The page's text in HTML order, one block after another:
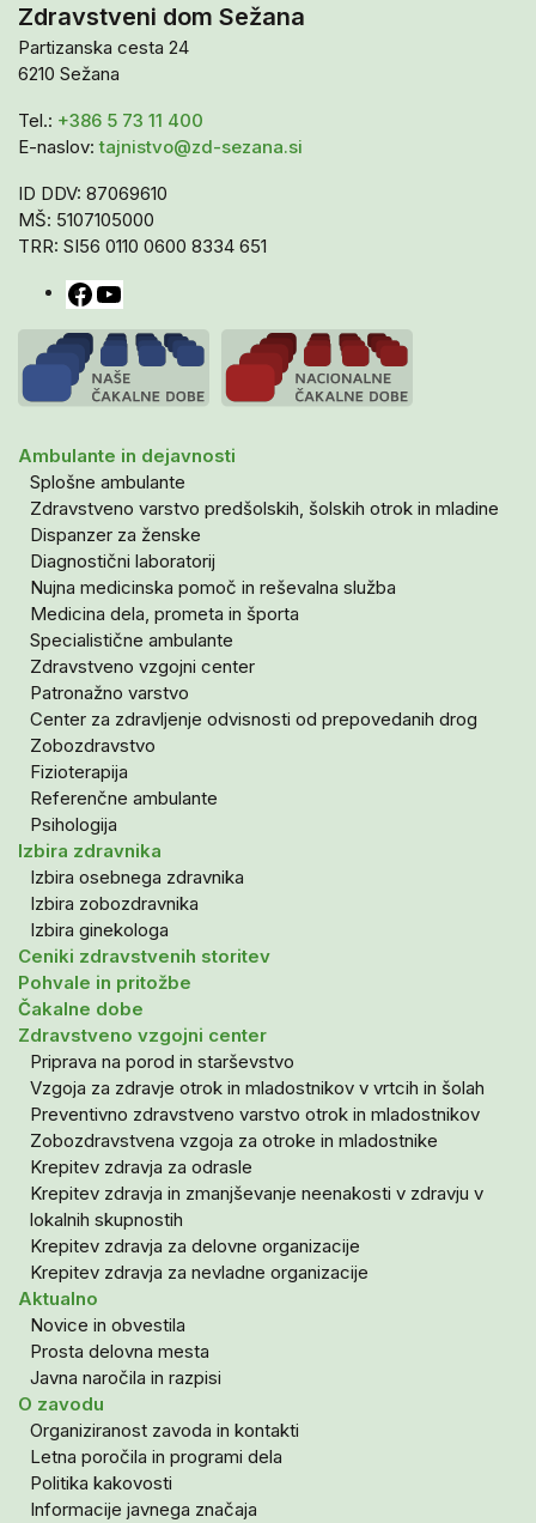
Zdravstveni dom Sežana
Partizanska cesta 24
6210 Sežana
Tel.: +386 5 73 11 400
E-naslov:tajnistvo@zd-sezana.si
ID DDV: 87069610
MŠ: 5107105000
TRR: SI56 0110 0600 8334 651
Facebook
Ambulante in dejavnosti
Splošne ambulante
Zdravstveno varstvo predšolskih, šolskih otrok in mladine
Dispanzer za ženske
Diagnostični laboratorij
Nujna medicinska pomoč in reševalna služba
Medicina dela, prometa in športa
Specialistične ambulante
Zdravstveno vzgojni center
Patronažno varstvo
Center za zdravljenje odvisnosti od prepovedanih drog
Zobozdravstvo
Fizioterapija
Referenčne ambulante
Psihologija
Izbira zdravnika
Izbira osebnega zdravnika
Izbira zobozdravnika
Izbira ginekologa
Ceniki zdravstvenih storitev
Pohvale in pritožbe
Čakalne dobe
Zdravstveno vzgojni center
Priprava na porod in starševstvo
Vzgoja za zdravje otrok in mladostnikov v vrtcih in šolah
Preventivno zdravstveno varstvo otrok in mladostnikov
Zobozdravstvena vzgoja za otroke in mladostnike
Krepitev zdravja za odrasle
Krepitev zdravja in zmanjševanje neenakosti v zdravju v
lokalnih skupnostih
Krepitev zdravja za delovne organizacije
Krepitev zdravja za nevladne organizacije
Aktualno
Novice in obvestila
Prosta delovna mesta
Javna naročila in razpisi
O zavodu
Organiziranost zavoda in kontakti
Letna poročila in programi dela
Politika kakovosti
Informacije javnega značaja